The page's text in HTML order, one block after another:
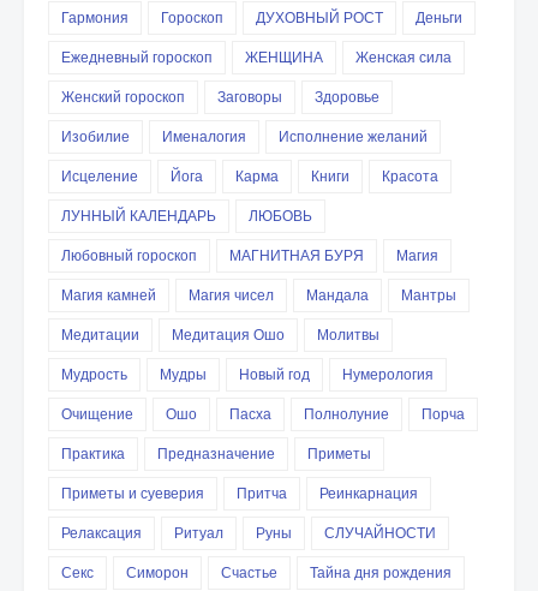
Гармония
Гороскоп ДУХОВНЫЙ РОСТ
Деньги
Ежедневный гороскоп
ЖЕНЩИНА
Женская сила
Женский гороскоп
Заговоры
Здоровье
Изобилие
Именалогия
Исполнение желаний
Исцеление
Йога Карма Книги
Красота
ЛУННЫЙ КАЛЕНДАРЬ
ЛЮБОВЬ
Любовный гороскоп
МАГНИТНАЯ БУРЯ
Магия
Магия камней
Магия чисел Мандала
Мантры
Медитации
Медитация Ошо
Молитвы
Мудрость
Мудры Новый год
Нумерология
Очищение
Ошо Пасха Полнолуние
Порча
Практика
Предназначение
Приметы
Приметы и суеверия
Притча
Реинкарнация
Релаксация
Ритуал Руны
СЛУЧАЙНОСТИ
Секс
Симорон Счастье
Тайна дня рождения